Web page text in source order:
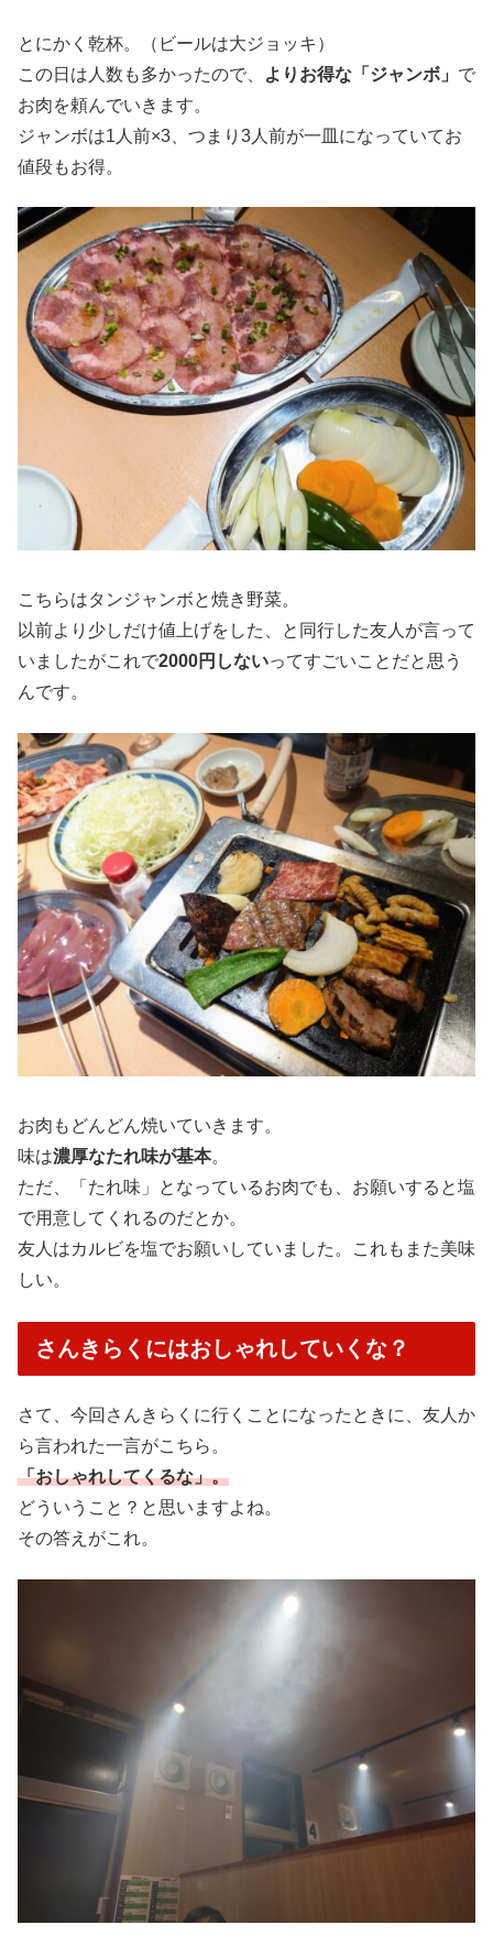
とにかく乾杯。（ビールは大ジョッキ）
この日は人数も多かったので、
よりお得な「ジャンボ」 で
お肉を頼んでいきます。
ジャンボは1人前×3、つまり3人前が一皿になっていてお
値段もお得。
こちらはタンジャンボと焼き野菜。
以前より少しだけ値上げをした、と同行した友人が言って
いましたがこれで2000円しないってすごいことだと思う
んです。
お肉もどんどん焼いていきます。
味は濃厚なたれ味が基本。
ただ、「たれ味」となっているお肉でも、お願いすると塩
で用意してくれるのだとか。
友人はカルビを塩でお願いしていました。これもまた美味
しい。
さんきらくにはおしゃれしていくな？
さて、今回さんきらくに行くことになったときに、友人か
ら言われた一言がこちら。
「おしゃれしてくるな」。
どういうこと？と思いますよね。
その答えがこれ。